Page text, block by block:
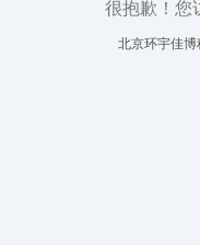
很抱歉！您
北京环宇佳博